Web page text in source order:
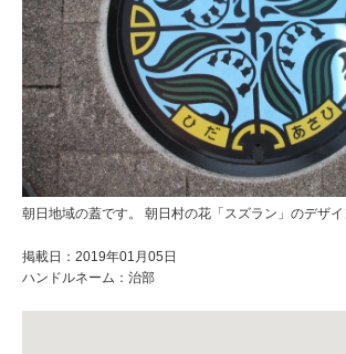
朝日地域の蓋です。 朝日村の花「スズラン」のデザイ
掲載日：2019年01月05日
ハンドルネーム：治部